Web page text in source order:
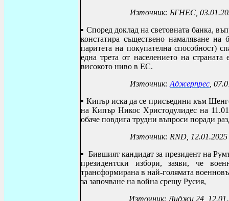
Източник: БГНЕС,
▪ Според доклад на световната банка,
констатира съществено намаляване
паритета на покупателна способност)
една трета от населението на
високото ниво в ЕС.
Източник: Аджерпрес ,
▪ Кипър иска да се присъедини към
на Кипър Никос Христодулидес на
обаче повдига трудни въпроси поради
Източник: RND, 12.01.2025
▪ Бившият кандидат за президент на
президентски избори, заяви, че
трансформирана в най-голямата
за започване на война срещу Русия,
Източник: Диджи 24,